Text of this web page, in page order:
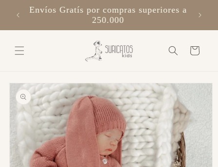
directamente
al contenido
suricatos kids
Carrito
directamente
a la
información
del producto